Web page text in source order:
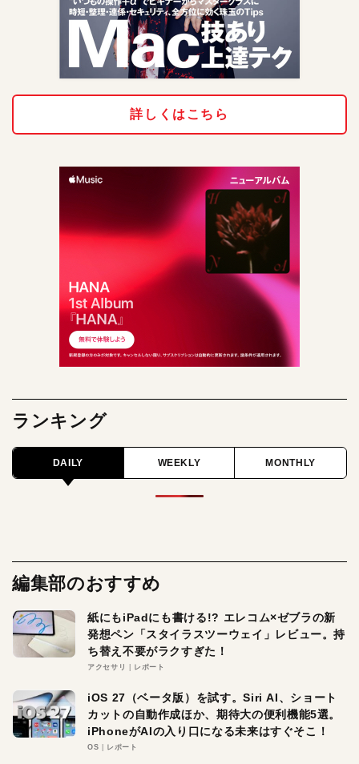
詳しくはこちら
ランキング
DAILY WEEKLY MONTHLY
編集部のおすすめ
紙にもiPadにも書ける!? エレコム×ゼブラの新
発想ペン「スタイラスツーウェイ」レビュー。持
ち替え不要がラクすぎた！
アクセサリ レポート
iOS 27（ベータ版）を試す。Siri AI、ショート
カットの自動作成ほか、期待大の便利機能5選。
iPhoneがAIの入り口になる未来はすぐそこ！
OS レポート